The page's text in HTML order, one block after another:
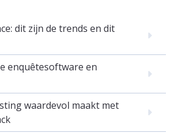
dit zijn de trends en dit
enquêtesoftware en
waardevol maakt met